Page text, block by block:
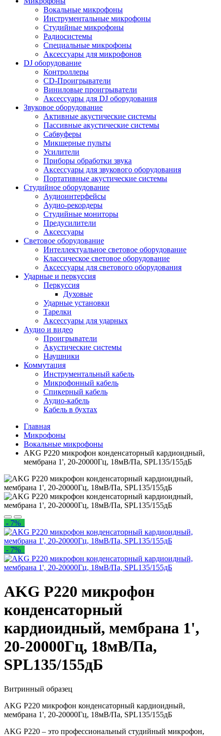
Вокальные микрофоны
Инструментальные микрофоны
Студийные микрофоны
Радиосистемы
Специальные микрофоны
Аксессуары для микрофонов
DJ оборудование
Контроллеры
CD-Проигрыватели
Виниловые проигрыватели
Аксессуары для DJ оборудования
Звуковое оборудование
Активные акустические системы
Пассивные акустические системы
Сабвуферы
Микшерные пульты
Усилители
Приборы обработки звука
Аксессуары для звукового оборудования
Портативные акустические системы
Студийное оборудование
Аудиоинтерфейсы
Аудио-рекордеры
Студийные мониторы
Предусилители
Аксессуары
Световое оборудование
Интеллектуальное световое оборудование
Классическое световое оборудование
Аксессуары для светового оборудования
Ударные и перкуссия
Перкуссия
Духовые
Ударные установки
Тарелки
Аксессуары для ударных
Аудио и видео
Проигрыватели
Акустические системы
Наушники
Коммутация
Инструментальный кабель
Микрофонный кабель
Спикерный кабель
Аудио-кабель
Кабель в бухтах
Главная
Микрофоны
Вокальные микрофоны
AKG P220 микрофон конденсаторный кардиоидный,
мембрана 1', 20-20000Гц, 18мВ/Па, SPL135/155дБ
- 7%
- 7%
AKG P220 микрофон
конденсаторный
кардиоидный, мембрана 1',
20-20000Гц, 18мВ/Па,
SPL135/155дБ
Витринный образец
AKG P220 микрофон конденсаторный кардиоидный,
мембрана 1', 20-20000Гц, 18мВ/Па, SPL135/155дБ
AKG P220 – это профессиональный студийный микрофон,